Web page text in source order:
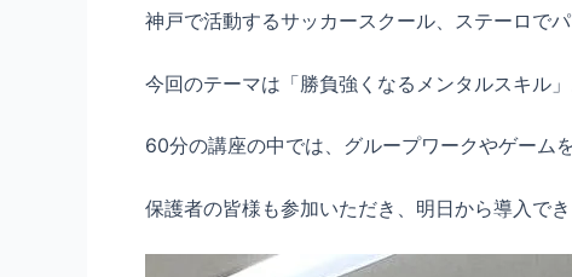
神戸で活動するサッカースクール、ステーロで
今回のテーマは「勝負強くなるメンタルスキル」
60分の講座の中では、グループワークやゲーム
保護者の皆様も参加いただき、明日から導入で